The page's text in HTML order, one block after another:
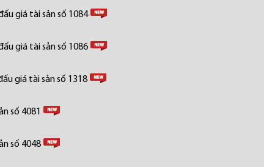
giá tài sản số 1084
giá tài sản số 1086
giá tài sản số 1318
số 4081
số 4048